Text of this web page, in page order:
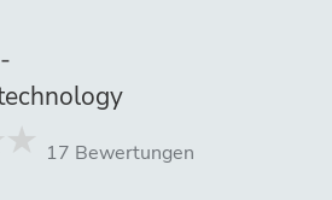
17 Bewertungen